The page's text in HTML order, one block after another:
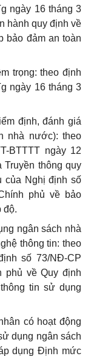
ngày 16 tháng 3
hành quy định về
bảo đảm an toàn
trọng: theo định
ngày 16 tháng 3
định, đánh giá
nhà nước): theo
BTTTT ngày 12
Truyền thông quy
của Nghị định số
phủ về bảo
độ.
ngân sách nhà
thông tin: theo
số 73/NĐ-CP
phủ về Quy định
tin sử dụng
có hoạt động
dụng ngân sách
dụng Định mức